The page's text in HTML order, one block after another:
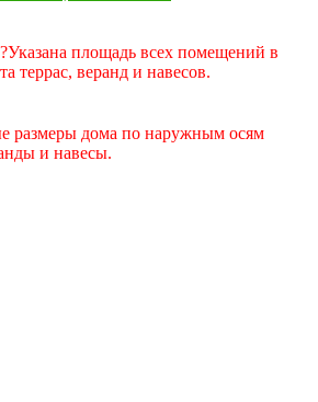
?Указана площадь всех помещений в
террас, веранд и навесов.
размеры дома по наружным осям
и навесы.